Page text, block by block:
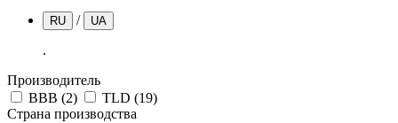
RU / UA
.
Производитель
BBB (2) TLD (19)
Страна производства